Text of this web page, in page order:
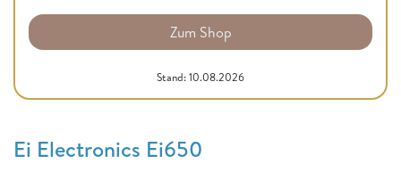
Zum Shop
Stand: 10.08.2026
Ei Electronics Ei650